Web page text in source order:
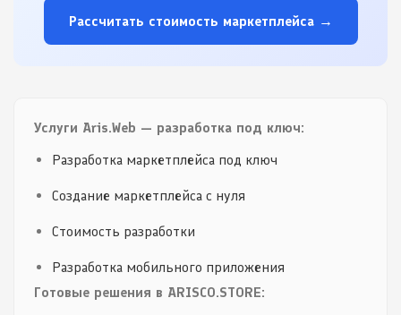
Рассчитать стоимость маркетплейса →
Услуги Aris.Web — разработка под ключ:
Разработка маркетплейса под ключ
Создание маркетплейса с нуля
Стоимость разработки
Разработка мобильного приложения
Готовые решения в ARISCO.STORE: